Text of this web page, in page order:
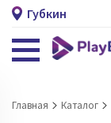
Губкин
Главная Каталог